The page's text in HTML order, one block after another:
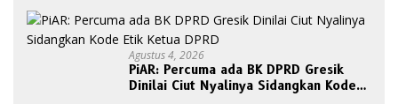
Agustus 4, 2026
PiAR: Percuma ada BK DPRD Gresik
Dinilai Ciut Nyalinya Sidangkan Kode